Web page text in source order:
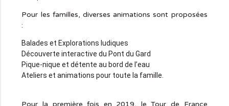
Pour les familles, diverses animations sont proposées
:
Balades et Explorations ludiques
Découverte interactive du Pont du Gard
Pique-nique et détente au bord de l’eau
Ateliers et animations pour toute la famille.
Pour la première fois en 2019, le Tour de France